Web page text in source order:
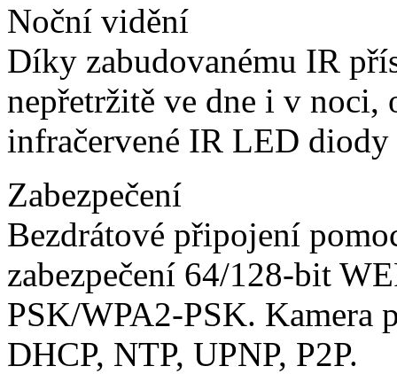
Noční vidění
Díky zabudovanému IR
nepřetržitě ve dne i v noci,
infračervené IR LED diody
Zabezpečení
Bezdrátové připojení
zabezpečení 64/128-bit
PSK/WPA2-PSK. Kamera
DHCP, NTP, UPNP, P2P.